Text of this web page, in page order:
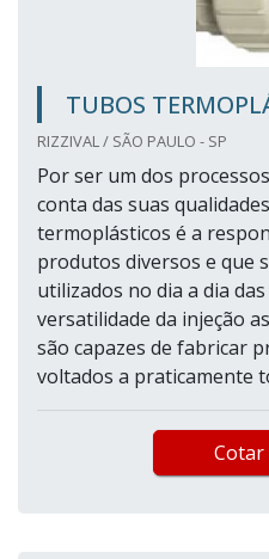
TUBOS
RIZZIVAL / SÃO PAULO - SP
Por ser um dos
conta das suas
termoplásticos é a
produtos diversos e que
utilizados no dia a dia
versatilidade da injeção
são capazes de fabricar
voltados a praticamente